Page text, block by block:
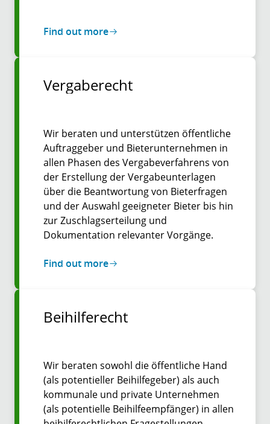
Find out more
Vergaberecht
Wir beraten und unterstützen öffentliche
Auftraggeber und Bieterunternehmen in
allen Phasen des Vergabeverfahrens von
der Erstellung der Vergabeunterlagen
über die Beantwortung von Bieterfragen
und der Auswahl geeigneter Bieter bis hin
zur Zuschlagserteilung und
Dokumentation relevanter Vorgänge.
Find out more
Beihilferecht
Wir beraten sowohl die öffentliche Hand
(als potentieller Beihilfegeber) als auch
kommunale und private Unternehmen
(als potentielle Beihilfeempfänger) in allen